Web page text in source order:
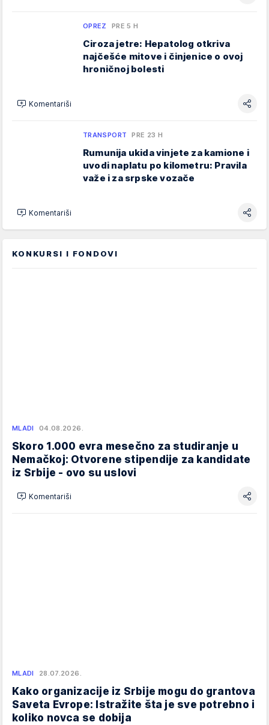
OPREZ PRE 5 H
Ciroza jetre: Hepatolog otkriva
najčešće mitove i činjenice o ovoj
hroničnoj bolesti
Komentariši
TRANSPORT PRE 23 H
Rumunija ukida vinjete za kamione i
uvodi naplatu po kilometru: Pravila
važe i za srpske vozače
Komentariši
KONKURSI I FONDOVI
MLADI 04.08.2026.
Skoro 1.000 evra mesečno za studiranje u
Nemačkoj: Otvorene stipendije za kandidate
iz Srbije - ovo su uslovi
Komentariši
MLADI 28.07.2026.
Kako organizacije iz Srbije mogu do grantova
Saveta Evrope: Istražite šta je sve potrebno i
koliko novca se dobija